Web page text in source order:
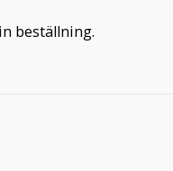
beställning.